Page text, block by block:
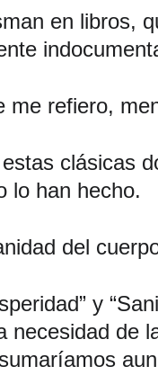
en libros,
me refiero,
clásicas
lo han hecho.
del
y
necesidad de